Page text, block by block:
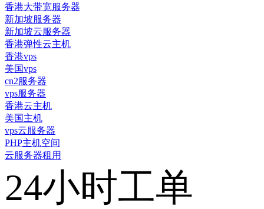
香港大带宽服务器
新加坡服务器
新加坡云服务器
香港弹性云主机
香港vps
美国vps
cn2服务器
vps服务器
香港云主机
美国主机
vps云服务器
PHP主机空间
云服务器租用
24小时工单